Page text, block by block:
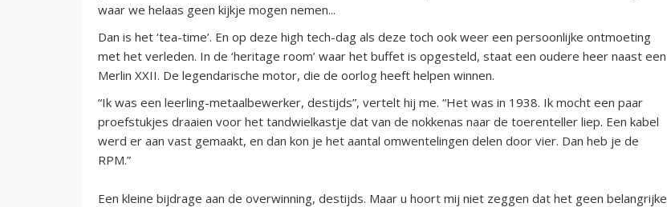
waar we helaas geen kijkje mogen nemen...
Dan is het ‘tea-time’. En op deze high tech-dag als deze toch ook weer een persoonlijke ontmoeting
met het verleden. In de ‘heritage room’ waar het buffet is opgesteld, staat een oudere heer naast een
Merlin XXII. De legendarische motor, die de oorlog heeft helpen winnen.
“Ik was een leerling-metaalbewerker, destijds”, vertelt hij me. “Het was in 1938. Ik mocht een paar
proefstukjes draaien voor het tandwielkastje dat van de nokkenas naar de toerenteller liep. Een kabel
werd er aan vast gemaakt, en dan kon je het aantal omwentelingen delen door vier. Dan heb je de
RPM.”
Een kleine bijdrage aan de overwinning, destijds. Maar u hoort mij niet zeggen dat het geen belangrijke